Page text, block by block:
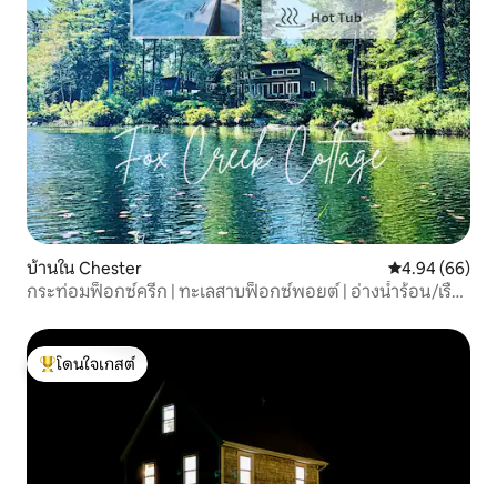
บ้านใน Chester คะแนนเฉลี่ย
4.94 (66)
กระท่อมฟ็อกซ์ครีก | ทะเลสาบฟ็อกซ์พอยต์ | อ่างน้ำร้อน/เรือ
โดนใจเกสต์ที่สุด
โดนใจเกสต์